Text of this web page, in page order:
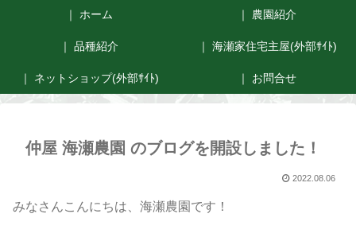
｜ ホーム ｜ 農園紹介
｜ 品種紹介 ｜ 海瀬家住宅主屋(外部ｻｲﾄ)
｜ ネットショップ(外部ｻｲﾄ) ｜ お問合せ
仲屋 海瀬農園 のブログを開設しました！
2022.08.06
みなさんこんにちは、海瀬農園です！